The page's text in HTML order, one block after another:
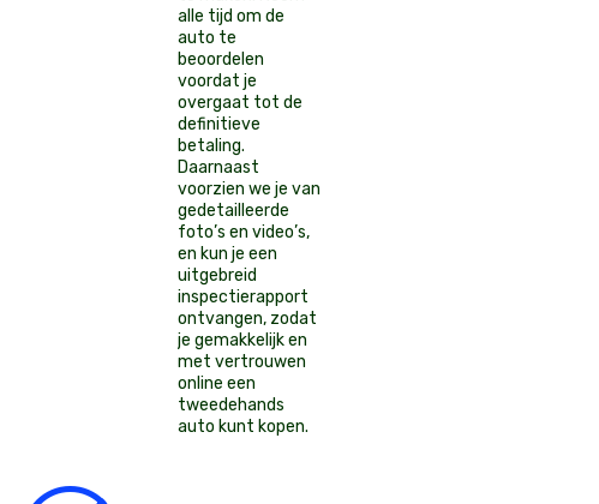
alle tijd om de
auto te
beoordelen
voordat je
overgaat tot de
definitieve
betaling.
Daarnaast
voorzien we je van
gedetailleerde
foto’s en video’s,
en kun je een
uitgebreid
inspectierapport
ontvangen, zodat
je gemakkelijk en
met vertrouwen
online een
tweedehands
auto kunt kopen.